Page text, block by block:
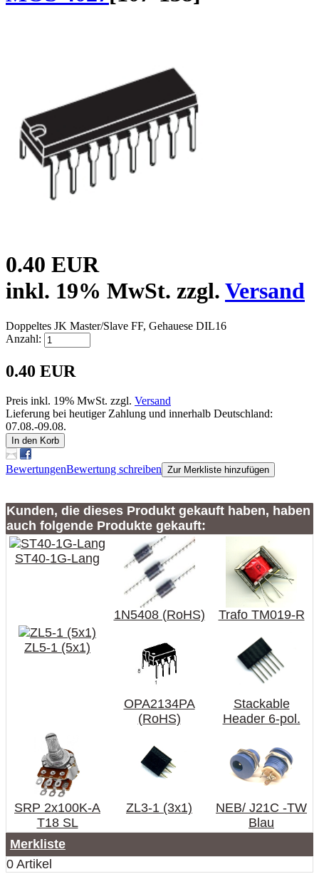
0.40 EUR
inkl. 19% MwSt. zzgl. Versand
Doppeltes JK Master/Slave FF, Gehauese DIL16
Anzahl:
0.40 EUR
Preis inkl. 19% MwSt. zzgl. Versand
Lieferung bei heutiger Zahlung und innerhalb Deutschland:
07.08.-09.08.
In den Korb
BewertungenBewertung schreiben Zur Merkliste hinzufügen
Kunden, die dieses Produkt gekauft haben, haben
auch folgende Produkte gekauft:
ST40-1G-Lang
1N5408 (RoHS) Trafo TM019-R
ZL5-1 (5x1)
OPA2134PA
(RoHS)
Stackable
Header 6-pol.
SRP 2x100K-A
T18 SL
ZL3-1 (3x1)
NEB/ J21C -TW
Blau
Merkliste
0 Artikel